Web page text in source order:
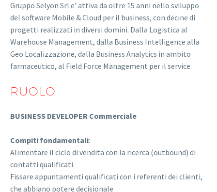
Gruppo Selyon Srl e’ attiva da oltre 15 anni nello sviluppo
del software Mobile & Cloud per il business, con decine di
progetti realizzati in diversi domini. Dalla Logistica al
Warehouse Management, dalla Business Intelligence alla
Geo Localizzazione, dalla Business Analytics in ambito
farmaceutico, al Field Force Management per il service.
RUOLO
BUSINESS DEVELOPER Commerciale
Compiti fondamentali:
Alimentare il ciclo di vendita con la ricerca (outbound) di
contatti qualificati
Fissare appuntamenti qualificati con i referenti dei clienti,
che abbiano potere decisionale